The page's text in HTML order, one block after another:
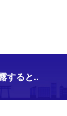
すると..